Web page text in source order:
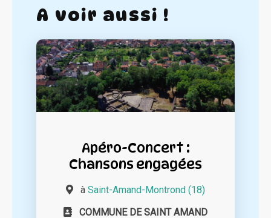
A voir aussi !
Apéro-Concert :
Chansons engagées
à Saint-Amand-Montrond (18)
COMMUNE DE SAINT AMAND